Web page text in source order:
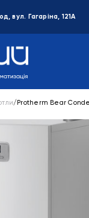
вул. Гагаріна, 121А
/ Protherm Bear